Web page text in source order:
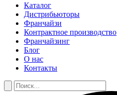
Каталог
Дистрибьюторы
Франчайзи
Контрактное производство
Франчайзинг
Блог
О нас
Контакты